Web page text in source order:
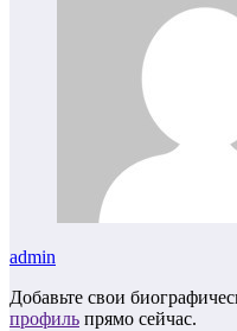
admin
Добавьте свои
профиль прямо сейчас.